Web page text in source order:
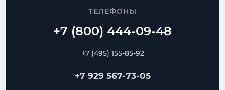
ТЕЛЕФОНЫ
+7 (495) 155-85-92
+7 929 567-73-05